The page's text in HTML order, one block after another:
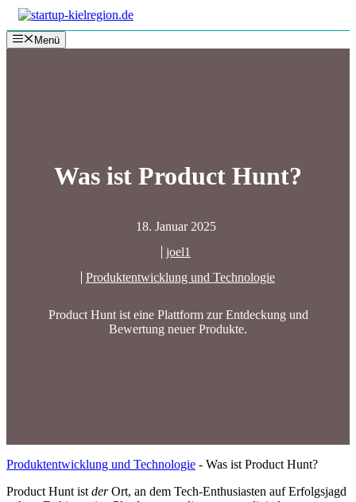
Zum
Inhalt
springenMenü
Was ist Product Hunt?
18. Januar 2025
joel1
Produktentwicklung und Technologie
Product Hunt ist eine Plattform zur Entdeckung und
Bewertung neuer Produkte.
Produktentwicklung und Technologie - Was ist Product Hunt?
Product Hunt ist derOrt, an dem Tech-Enthusiasten auf Erfolgsjagd